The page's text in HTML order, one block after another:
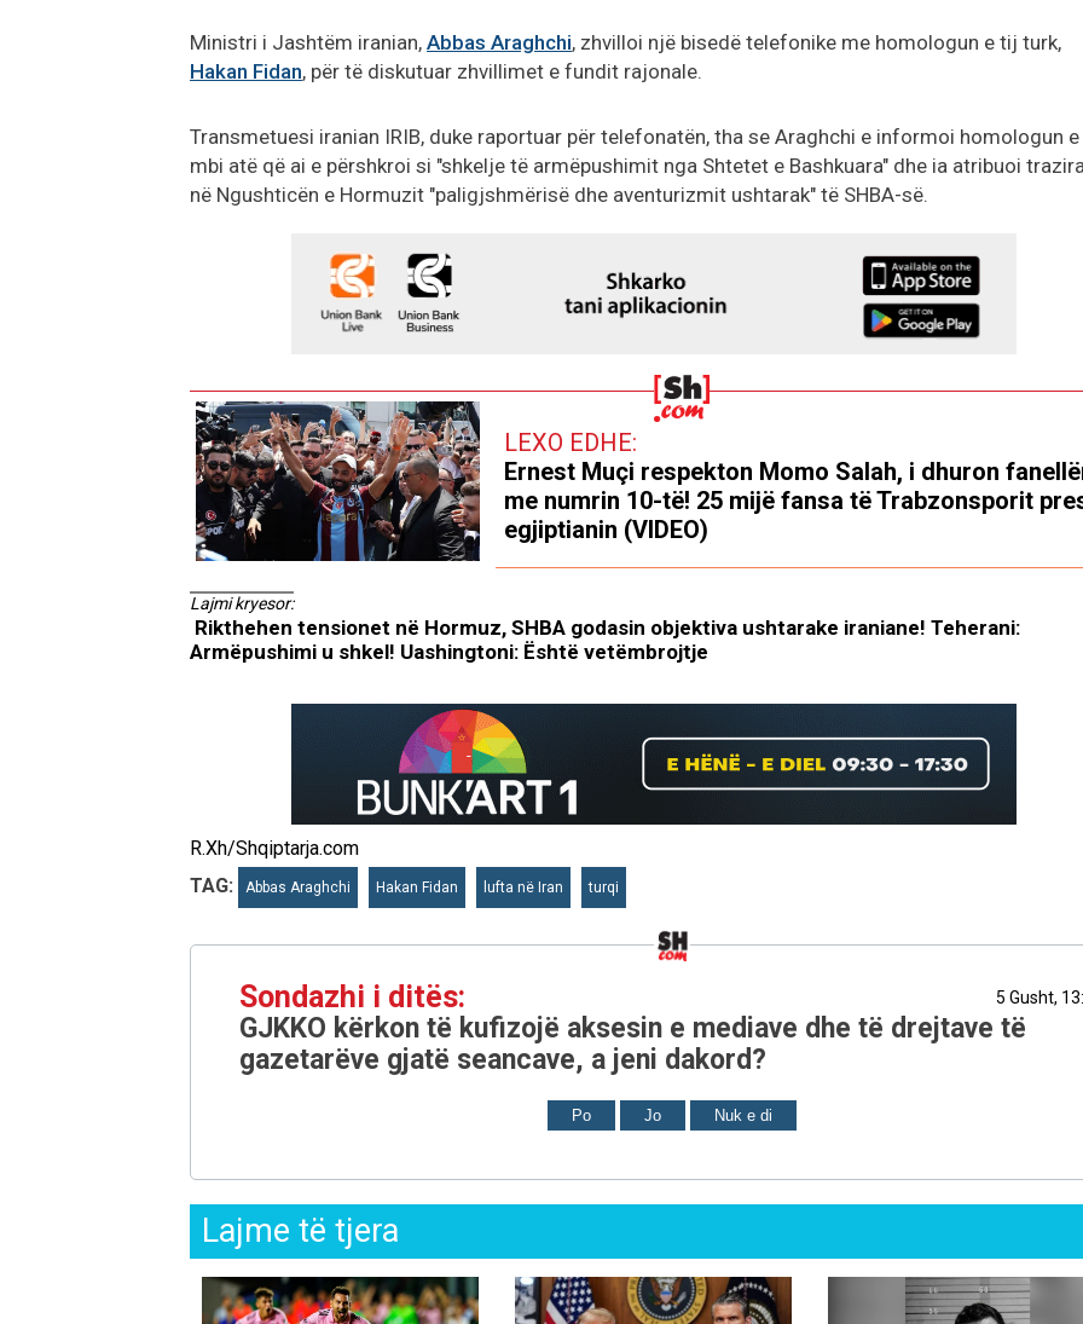
Ministri i Jashtëm iranian, Abbas Araghchi, zhvilloi një bisedë telefonike me homologun e tij turk,
Hakan Fidan, për të diskutuar zhvillimet e fundit rajonale.
Transmetuesi iranian IRIB, duke raportuar për telefonatën, tha se Araghchi e informoi homologun
mbi atë që ai e përshkroi si "shkelje të armëpushimit nga Shtetet e Bashkuara" dhe ia atribuoi
në Ngushticën e Hormuzit "paligjshmërisë dhe aventurizmit ushtarak" të SHBA-së.
LEXO EDHE:
Ernest Muçi respekton Momo Salah, i dhuron
me numrin 10-të! 25 mijë fansa të Trabzonsporit
egjiptianin (VIDEO)
Lajmi kryesor:
Rikthehen tensionet në Hormuz, SHBA godasin objektiva ushtarake iraniane! Teherani:
Armëpushimi u shkel! Uashingtoni: Është vetëmbrojtje
R.Xh/Shqiptarja.com
TAG:
Abbas Araghchi Hakan Fidan lufta në Iran turqi
Sondazhi i ditës: 5 Gusht,
GJKKO kërkon të kufizojë aksesin e mediave dhe të drejtave të
gazetarëve gjatë seancave, a jeni dakord?
Po Jo Nuk e di
Lajme të tjera